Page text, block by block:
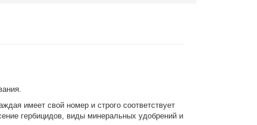
имеет свой номер и строго соответствует
гербицидов, виды минеральных удобрений и